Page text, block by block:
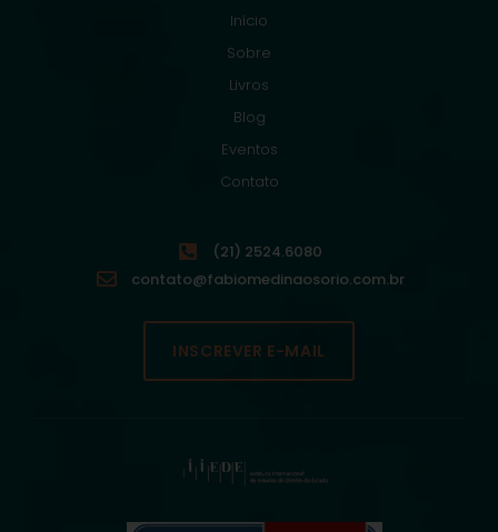
Início
Sobre
Livros
Blog
Eventos
Contato
(21) 2524.6080
contato@fabiomedinaosorio.com.br
INSCREVER E-MAIL